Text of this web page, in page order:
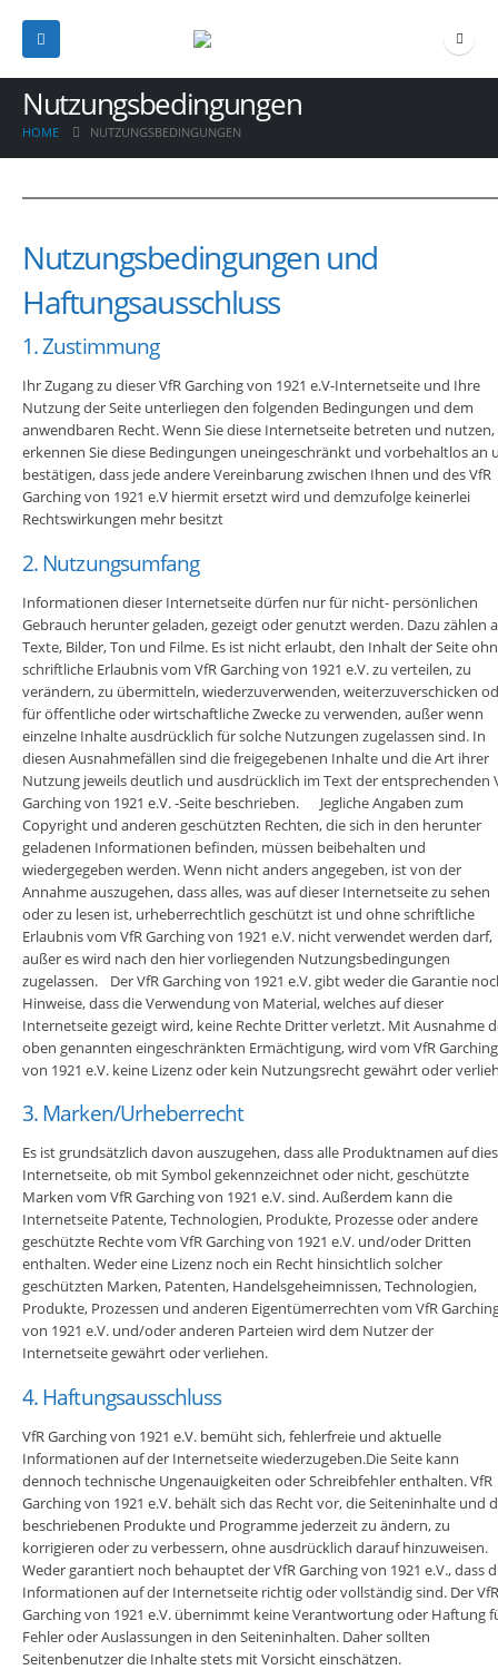
Nutzungsbedingungen
HOME NUTZUNGSBEDINGUNGEN
Nutzungsbedingungen und
Haftungsausschluss
1. Zustimmung
Ihr Zugang zu dieser VfR Garching von 1921 e.V-Internetseite und Ihre
Nutzung der Seite unterliegen den folgenden Bedingungen und dem
anwendbaren Recht. Wenn Sie diese Internetseite betreten und nutzen,
erkennen Sie diese Bedingungen uneingeschränkt und vorbehaltlos an
bestätigen, dass jede andere Vereinbarung zwischen Ihnen und des VfR
Garching von 1921 e.V hiermit ersetzt wird und demzufolge keinerlei
Rechtswirkungen mehr besitzt
2. Nutzungsumfang
Informationen dieser Internetseite dürfen nur für nicht- persönlichen
Gebrauch herunter geladen, gezeigt oder genutzt werden. Dazu zählen
Texte, Bilder, Ton und Filme. Es ist nicht erlaubt, den Inhalt der Seite
schriftliche Erlaubnis vom VfR Garching von 1921 e.V. zu verteilen, zu
verändern, zu übermitteln, wiederzuverwenden, weiterzuverschicken
für öffentliche oder wirtschaftliche Zwecke zu verwenden, außer wenn
einzelne Inhalte ausdrücklich für solche Nutzungen zugelassen sind. In
diesen Ausnahmefällen sind die freigegebenen Inhalte und die Art ihrer
Nutzung jeweils deutlich und ausdrücklich im Text der entsprechenden
Garching von 1921 e.V. -Seite beschrieben. Jegliche Angaben zum
Copyright und anderen geschützten Rechten, die sich in den herunter
geladenen Informationen befinden, müssen beibehalten und
wiedergegeben werden. Wenn nicht anders angegeben, ist von der
Annahme auszugehen, dass alles, was auf dieser Internetseite zu sehen
oder zu lesen ist, urheberrechtlich geschützt ist und ohne schriftliche
Erlaubnis vom VfR Garching von 1921 e.V. nicht verwendet werden darf,
außer es wird nach den hier vorliegenden Nutzungsbedingungen
zugelassen. Der VfR Garching von 1921 e.V. gibt weder die Garantie
Hinweise, dass die Verwendung von Material, welches auf dieser
Internetseite gezeigt wird, keine Rechte Dritter verletzt. Mit Ausnahme
oben genannten eingeschränkten Ermächtigung, wird vom VfR Garching
von 1921 e.V. keine Lizenz oder kein Nutzungsrecht gewährt oder
3. Marken/Urheberrecht
Es ist grundsätzlich davon auszugehen, dass alle Produktnamen auf
Internetseite, ob mit Symbol gekennzeichnet oder nicht, geschützte
Marken vom VfR Garching von 1921 e.V. sind. Außerdem kann die
Internetseite Patente, Technologien, Produkte, Prozesse oder andere
geschützte Rechte vom VfR Garching von 1921 e.V. und/oder Dritten
enthalten. Weder eine Lizenz noch ein Recht hinsichtlich solcher
geschützten Marken, Patenten, Handelsgeheimnissen, Technologien,
Produkte, Prozessen und anderen Eigentümerrechten vom VfR
von 1921 e.V. und/oder anderen Parteien wird dem Nutzer der
Internetseite gewährt oder verliehen.
4. Haftungsausschluss
VfR Garching von 1921 e.V. bemüht sich, fehlerfreie und aktuelle
Informationen auf der Internetseite wiederzugeben.Die Seite kann
dennoch technische Ungenauigkeiten oder Schreibfehler enthalten. VfR
Garching von 1921 e.V. behält sich das Recht vor, die Seiteninhalte und
beschriebenen Produkte und Programme jederzeit zu ändern, zu
korrigieren oder zu verbessern, ohne ausdrücklich darauf
Weder garantiert noch behauptet der VfR Garching von 1921 e.V., dass
Informationen auf der Internetseite richtig oder vollständig sind. Der VfR
Garching von 1921 e.V. übernimmt keine Verantwortung oder Haftung
Fehler oder Auslassungen in den Seiteninhalten. Daher sollten
Seitenbenutzer die Inhalte stets mit Vorsicht einschätzen.